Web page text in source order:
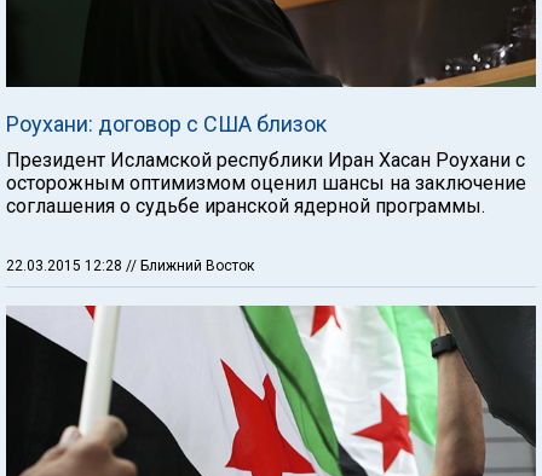
Роухани: договор с США близок
Президент Исламской республики Иран Хасан Роухани с
осторожным оптимизмом оценил шансы на заключение
соглашения о судьбе иранской ядерной программы.
22.03.2015 12:28 // Ближний Восток